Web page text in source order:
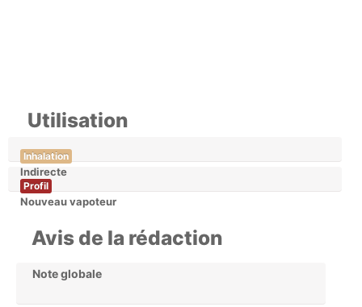
Utilisation
Inhalation
Indirecte
Profil
Nouveau vapoteur
Avis de la rédaction
Note globale